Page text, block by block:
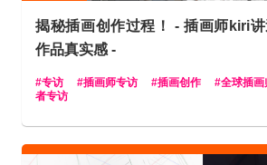
揭秘插画创作过程！ - 插画师kiri
作品真实感 -
专访 插画师专访 插画创作 全球插画
者专访